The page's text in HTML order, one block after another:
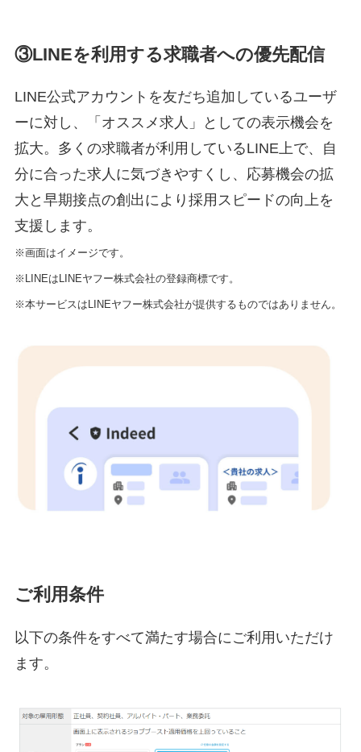
③LINEを利用する求職者への優先配信
LINE公式アカウントを友だち追加しているユーザ
ーに対し、「オススメ求人」としての表示機会を
拡大。多くの求職者が利用しているLINE上で、自
分に合った求人に気づきやすくし、応募機会の拡
大と早期接点の創出により採用スピードの向上を
支援します。
※画面はイメージです。
※LINEはLINEヤフー株式会社の登録商標です。
※本サービスはLINEヤフー株式会社が提供するものではありません。
ご利用条件
以下の条件をすべて満たす場合にご利用いただけ
ます。